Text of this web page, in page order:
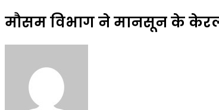
मौसम विभाग ने मानसून के